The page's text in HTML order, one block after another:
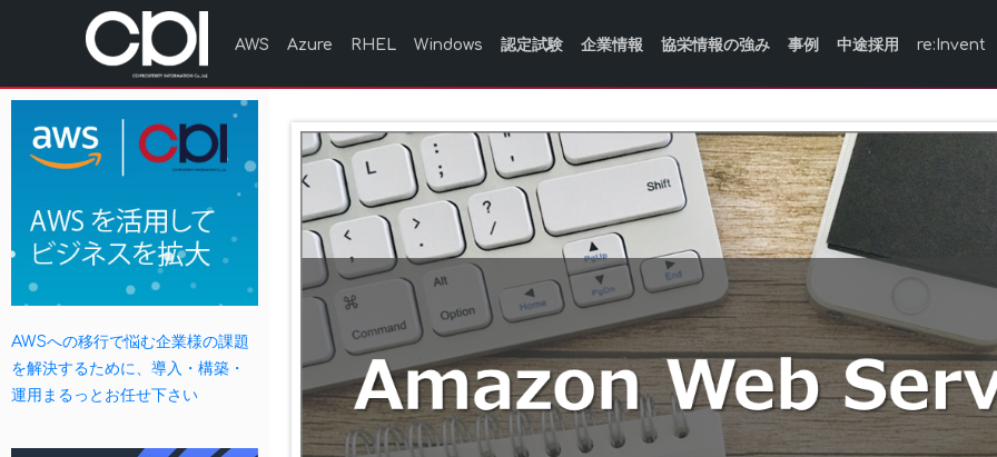
AWS Azure RHEL Windows 認定試験 企業情報 協栄情報の強み 事例 中途採用 re:Invent
AWSへの移行で悩む企業様の課題
を解決するために、導入・構築・
運用まるっとお任せ下さい